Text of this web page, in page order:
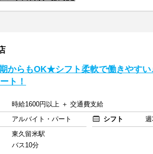
期からもOK★シフト柔軟で働きやす
ト！
時給1600円以上 ＋ 交通費支給
アルバイト・パート シフト
東久留米駅
バス10分